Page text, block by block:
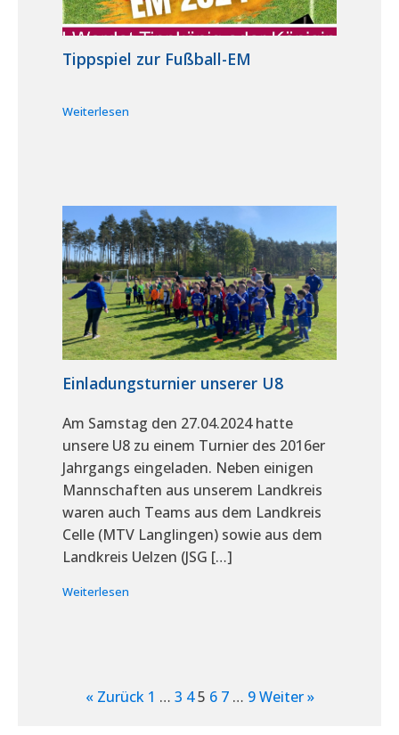
Tippspiel zur Fußball-EM
Weiterlesen
Einladungsturnier unserer U8
Am Samstag den 27.04.2024 hatte
unsere U8 zu einem Turnier des 2016er
Jahrgangs eingeladen. Neben einigen
Mannschaften aus unserem Landkreis
waren auch Teams aus dem Landkreis
Celle (MTV Langlingen) sowie aus dem
Landkreis Uelzen (JSG […]
Weiterlesen
« Zurück 1 … 3 4 5 6 7 … 9 Weiter »